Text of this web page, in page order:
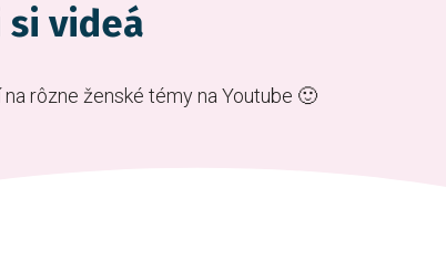
si videá
rôzne ženské témy na Youtube 🙂